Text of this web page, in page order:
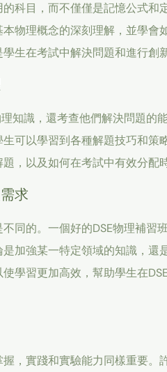
科目，而不僅僅是記憶公式和
物理概念的深刻理解，並學會
生在考試中解決問題和進行創
知識，還考查他們解決問題的
可以學習到各種解題技巧和策
，以及如何在考試中有效分配時
求
同的。一個好的DSE物理補習
加強某一特定領域的知識，還
學習更加高效，幫助學生在
，實踐和實驗能力同樣重要。